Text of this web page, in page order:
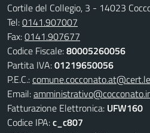
Cortile del Collegio, 3 - 14023
Tel:0141.907007
Fax:0141.907677
Codice Fiscale:80005260056
Partita IVA:01219650056
P.E.C.:
Email:
Fatturazione Elettronica: UFW160
Codice IPA:c_c807